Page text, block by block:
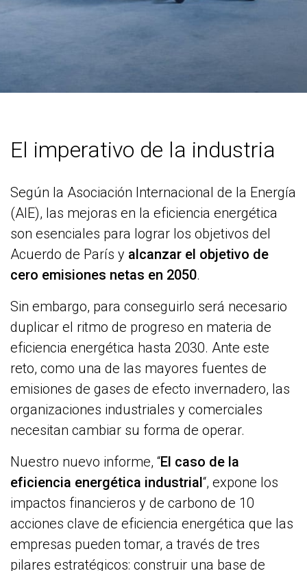
El imperativo de la industria
Según la Asociación Internacional de la Energía
(AIE), las mejoras en la eficiencia energética
son esenciales para lograr los objetivos del
Acuerdo de París y alcanzar el objetivo de
cero emisiones netas en 2050.
Sin embargo, para conseguirlo será necesario
duplicar el ritmo de progreso en materia de
eficiencia energética hasta 2030. Ante este
reto, como una de las mayores fuentes de
emisiones de gases de efecto invernadero, las
organizaciones industriales y comerciales
necesitan cambiar su forma de operar.
Nuestro nuevo informe, “El caso de la
eficiencia energética industrial“, expone los
impactos financieros y de carbono de 10
acciones clave de eficiencia energética que las
empresas pueden tomar, a través de tres
pilares estratégicos: construir una base de